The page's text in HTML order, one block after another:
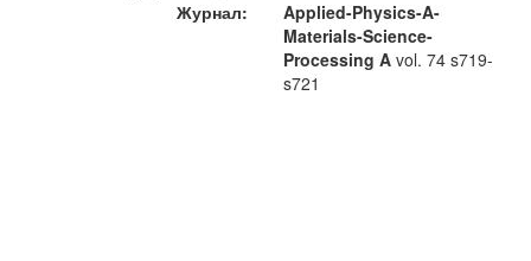
Журнал:
Applied-Physics-A-
Materials-Science-
Processing A vol. 74 s719-
s721